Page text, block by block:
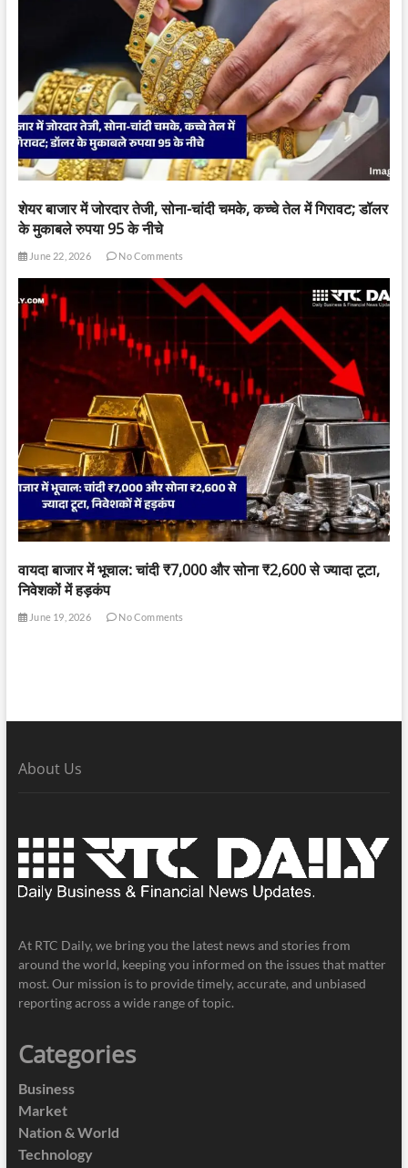
शेयर बाजार में जोरदार तेजी, सोना-चांदी चमके, कच्चे तेल में गिरावट; डॉलर
के मुकाबले रुपया 95 के नीचे
June 22, 2026 No Comments
वायदा बाजार में भूचाल: चांदी ₹7,000 और सोना ₹2,600 से ज्यादा टूटा,
निवेशकों में हड़कंप
June 19, 2026 No Comments
About Us
At RTC Daily, we bring you the latest news and stories from
around the world, keeping you informed on the issues that matter
most. Our mission is to provide timely, accurate, and unbiased
reporting across a wide range of topic.
Categories
Business
Market
Nation & World
Technology